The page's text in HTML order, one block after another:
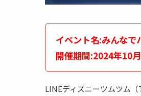
イベント名:みんなで
開催期間:2024年10
LINEディズニーツムツム